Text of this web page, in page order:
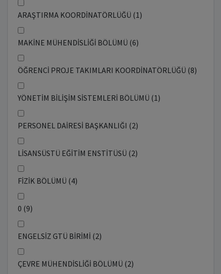
ARAŞTIRMA KOORDİNATÖRLÜĞÜ (1)
MAKİNE MÜHENDİSLİĞİ BÖLÜMÜ (6)
ÖĞRENCİ PROJE TAKIMLARI KOORDİNATÖRLÜĞÜ (8)
YÖNETİM BİLİŞİM SİSTEMLERİ BÖLÜMÜ (1)
PERSONEL DAİRESİ BAŞKANLIĞI (2)
LİSANSÜSTÜ EĞİTİM ENSTİTÜSÜ (2)
FİZİK BÖLÜMÜ (4)
0 (9)
ENGELSİZ GTÜ BİRİMİ (2)
ÇEVRE MÜHENDİSLİĞİ BÖLÜMÜ (2)